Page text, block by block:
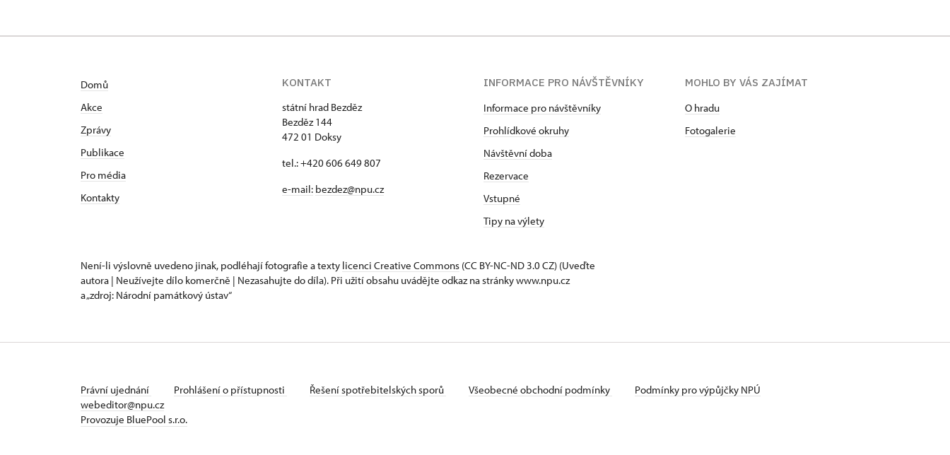
Domů
Akce
Zprávy
Publikace
Pro média
Kontakty
KONTAKT
státní hrad Bezděz
Bezděz 144
472 01 Doksy
tel.: +420 606 649 807
e-mail: bezdez@npu.cz
INFORMACE PRO NÁVŠTĚVNÍKY
Informace pro návštěvníky
Prohlídkové okruhy
Návštěvní doba
Rezervace
Vstupné
Tipy na výlety
MOHLO BY VÁS ZAJÍMAT
O hradu
Fotogalerie
Není-li výslovně uvedeno jinak, podléhají fotografie a texty licenci Creative Commons (CC BY-NC-ND 3.0 CZ) (Uveďte
autora | Neužívejte dílo komerčně | Nezasahujte do díla). Při užití obsahu uvádějte odkaz na stránky www.npu.cz
a „zdroj: Národní památkový ústav“
Právní ujednání Prohlášení o přístupnosti Řešení spotřebitelských sporů Všeobecné obchodní podmínky
Podmínky pro výpůjčky NPÚ
webeditor@npu.cz
Provozuje BluePool s.r.o.